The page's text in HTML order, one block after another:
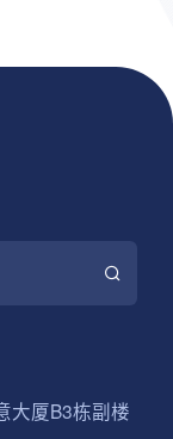
大厦B3栋副楼